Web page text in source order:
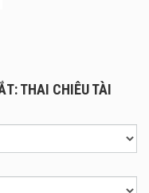
THAI CHIÊU TÀI